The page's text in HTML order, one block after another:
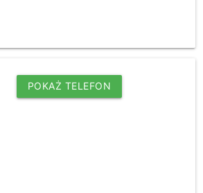
POKAŻ TELEFON